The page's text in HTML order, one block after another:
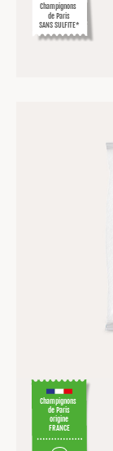
Champignons
de Paris
SANS SULFITE*
Champignons
de Paris
origine
FRANCE